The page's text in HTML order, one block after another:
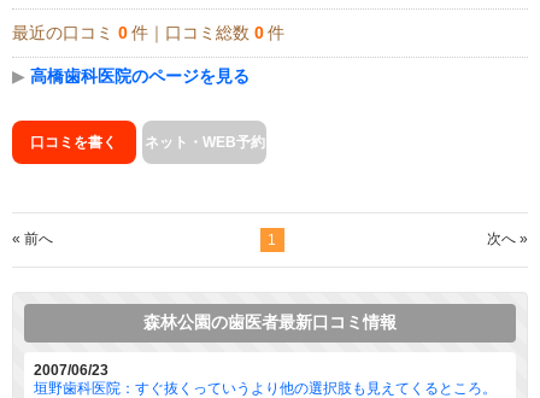
最近の口コミ 0 件｜口コミ総数 0 件
▶ 高橋歯科医院のページを見る
口コミを書く ネット・WEB予約
« 前へ 1 次へ »
森林公園の歯医者最新口コミ情報
2007/06/23
垣野歯科医院：すぐ抜くっていうより他の選択肢も見えてくるところ。